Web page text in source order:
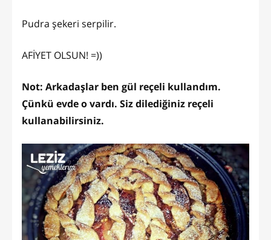
Pudra şekeri serpilir.
AFİYET OLSUN! =))
Not: Arkadaşlar ben gül reçeli kullandım.
Çünkü evde o vardı. Siz dilediğiniz reçeli
kullanabilirsiniz.